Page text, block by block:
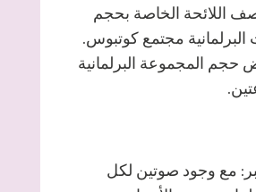
اللائحة الخاصة بحجم
مجتمع كوتبوس.
المجموعة البرلمانية
مع وجود صوتين لكل